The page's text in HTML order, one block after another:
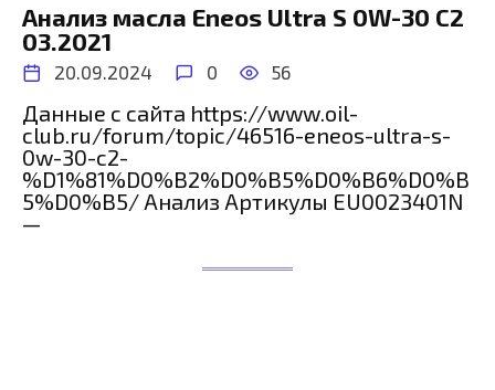
Анализ масла Eneos Ultra S 0W-30 C2
03.2021
20.09.2024 0 56
Данные с сайта https://www.oil-
club.ru/forum/topic/46516-eneos-ultra-s-
0w-30-c2-
%D1%81%D0%B2%D0%B5%D0%B6%D0%B
5%D0%B5/ Анализ Артикулы EU0023401N
—